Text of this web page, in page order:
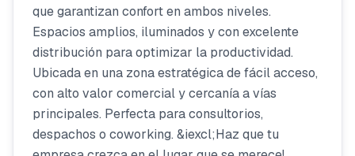
que garantizan confort en ambos niveles.
Espacios amplios, iluminados y con excelente
distribución para optimizar la productividad.
Ubicada en una zona estratégica de fácil acceso,
con alto valor comercial y cercanía a vías
principales. Perfecta para consultorios,
despachos o coworking. &iexcl;Haz que tu